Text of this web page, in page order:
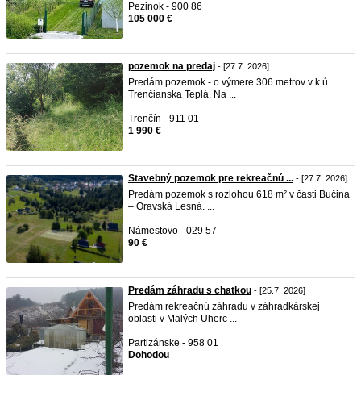
Pezinok - 900 86
105 000 €
pozemok na predaj - [27.7. 2026]
Predám pozemok - o výmere 306 metrov v k.ú.
Trenčianska Teplá. Na ...
Trenčín - 911 01
1 990 €
Stavebný pozemok pre rekreačnú ... - [27.7. 2026]
Predám pozemok s rozlohou 618 m² v časti Bučina
– Oravská Lesná. ...
Námestovo - 029 57
90 €
Predám záhradu s chatkou - [25.7. 2026]
Predám rekreačnú záhradu v záhradkárskej
oblasti v Malých Uherc ...
Partizánske - 958 01
Dohodou